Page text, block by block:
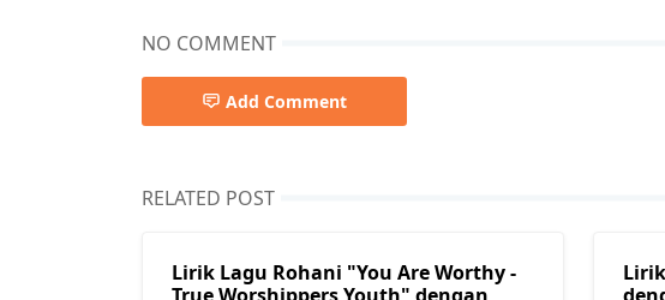
NO COMMENT
Add Comment
RELATED POST
Lirik Lagu Rohani "You Are Worthy -